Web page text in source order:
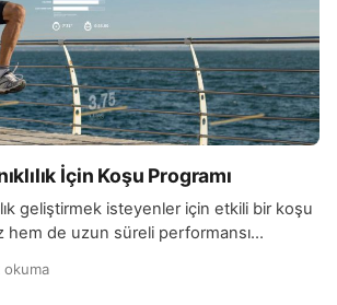
İçin Koşu Programı
geliştirmek isteyenler için etkili bir koşu
hem de uzun süreli performansı
arasında düzenli egzersizler
okuma